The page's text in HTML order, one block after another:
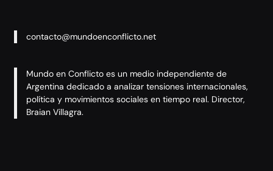
contacto@mundoenconflicto.net
Mundo en Conflicto es un medio independiente de
Argentina dedicado a analizar tensiones internacionales,
política y movimientos sociales en tiempo real. Director,
Braian Villagra.